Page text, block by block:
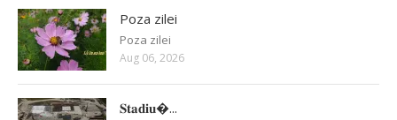
Poza zilei
Poza zilei
Aug 06, 2026
𝐒𝐭𝐚𝐝𝐢𝐮�...